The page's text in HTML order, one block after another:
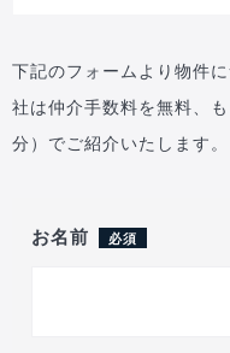
下記のフォームより物件
社は仲介手数料を無料、
分）でご紹介いたします。
お名前 必須